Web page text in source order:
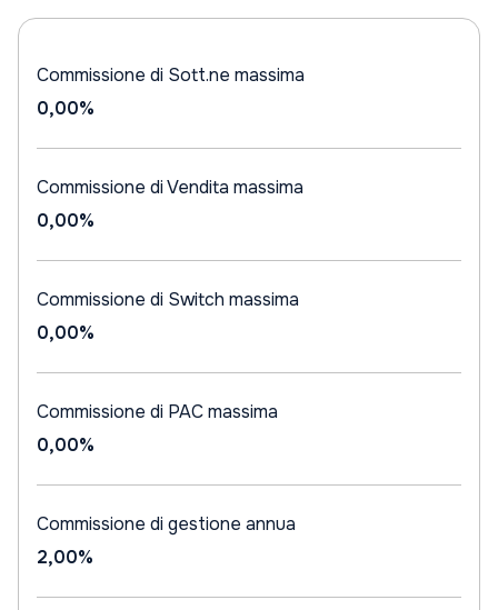
Commissione di Sott.ne massima
0,00%
Commissione di Vendita massima
0,00%
Commissione di Switch massima
0,00%
Commissione di PAC massima
0,00%
Commissione di gestione annua
2,00%